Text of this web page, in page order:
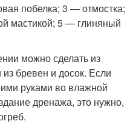
побелка; 3 — отмостка;
мастикой; 5 — глиняный
можно сделать из
из бревен и досок. Если
руками во влажной
дренажа, это нужно,